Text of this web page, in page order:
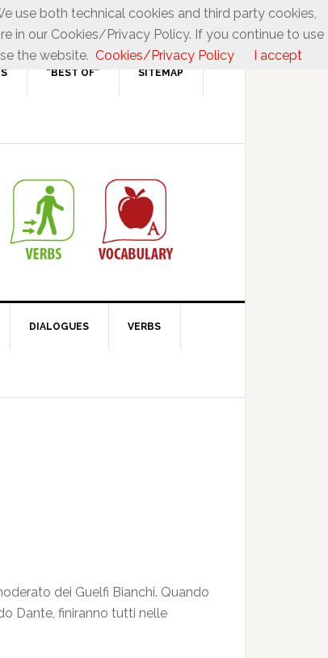
“BEST OF” SITEMAP
DIALOGUES VERBS
dei Guelfi Bianchi. Quando
Dante, finiranno tutti nelle
use both technical cookies and third party cookies,
in our Cookies/Privacy Policy. If you continue to use
the website. Cookies/Privacy Policy I accept